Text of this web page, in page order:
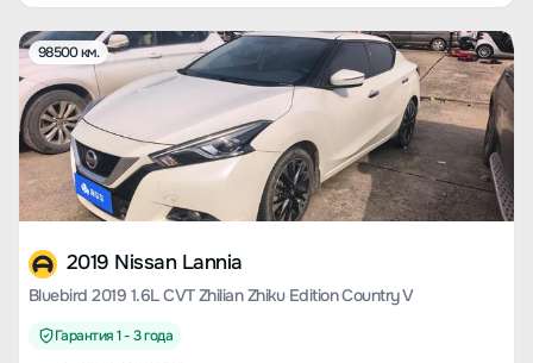
98500 км.
2019 Nissan Lannia
Bluebird 2019 1.6L CVT Zhilian Zhiku Edition Country V
Гарантия 1 - 3 года